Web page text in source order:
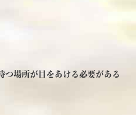
つ場所が目をあける必要がある